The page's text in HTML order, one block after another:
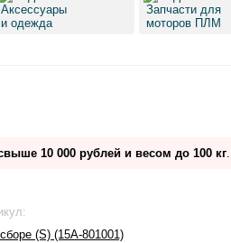
Аксессуары
и одежда
Запчасти для
моторов ПЛМ
10 000 рублей и весом до 100 кг.
(S) (15A-801001)